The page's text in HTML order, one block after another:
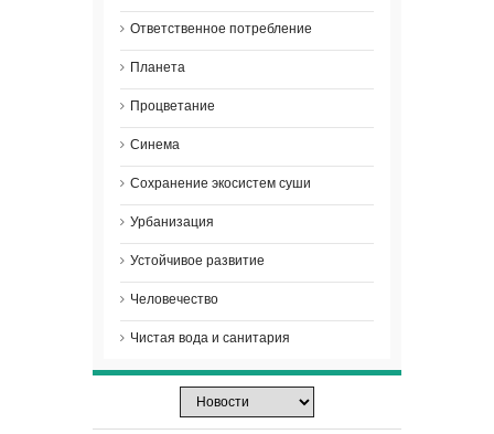
Ответственное потребление
Планета
Процветание
Синема
Сохранение экосистем суши
Урбанизация
Устойчивое развитие
Человечество
Чистая вода и санитария